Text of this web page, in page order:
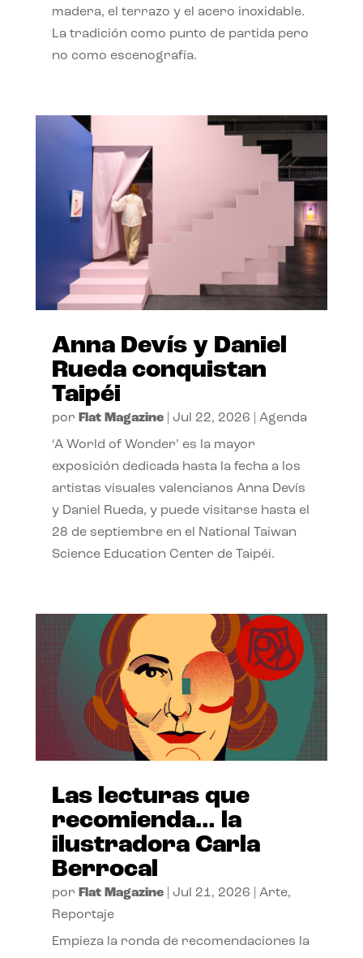
madera, el terrazo y el acero inoxidable.
La tradición como punto de partida pero
no como escenografía.
Anna Devís y Daniel
Rueda conquistan
Taipéi
por Flat Magazine| Jul 22, 2026 Agenda
‘A World of Wonder’ es la mayor
exposición dedicada hasta la fecha a los
artistas visuales valencianos Anna Devís
y Daniel Rueda, y puede visitarse hasta el
28 de septiembre en el National Taiwan
Science Education Center de Taipéi.
Las lecturas que
recomienda… la
ilustradora Carla
Berrocal
por Flat Magazine| Jul 21, 2026 Arte,
Reportaje
Empieza la ronda de recomendaciones la